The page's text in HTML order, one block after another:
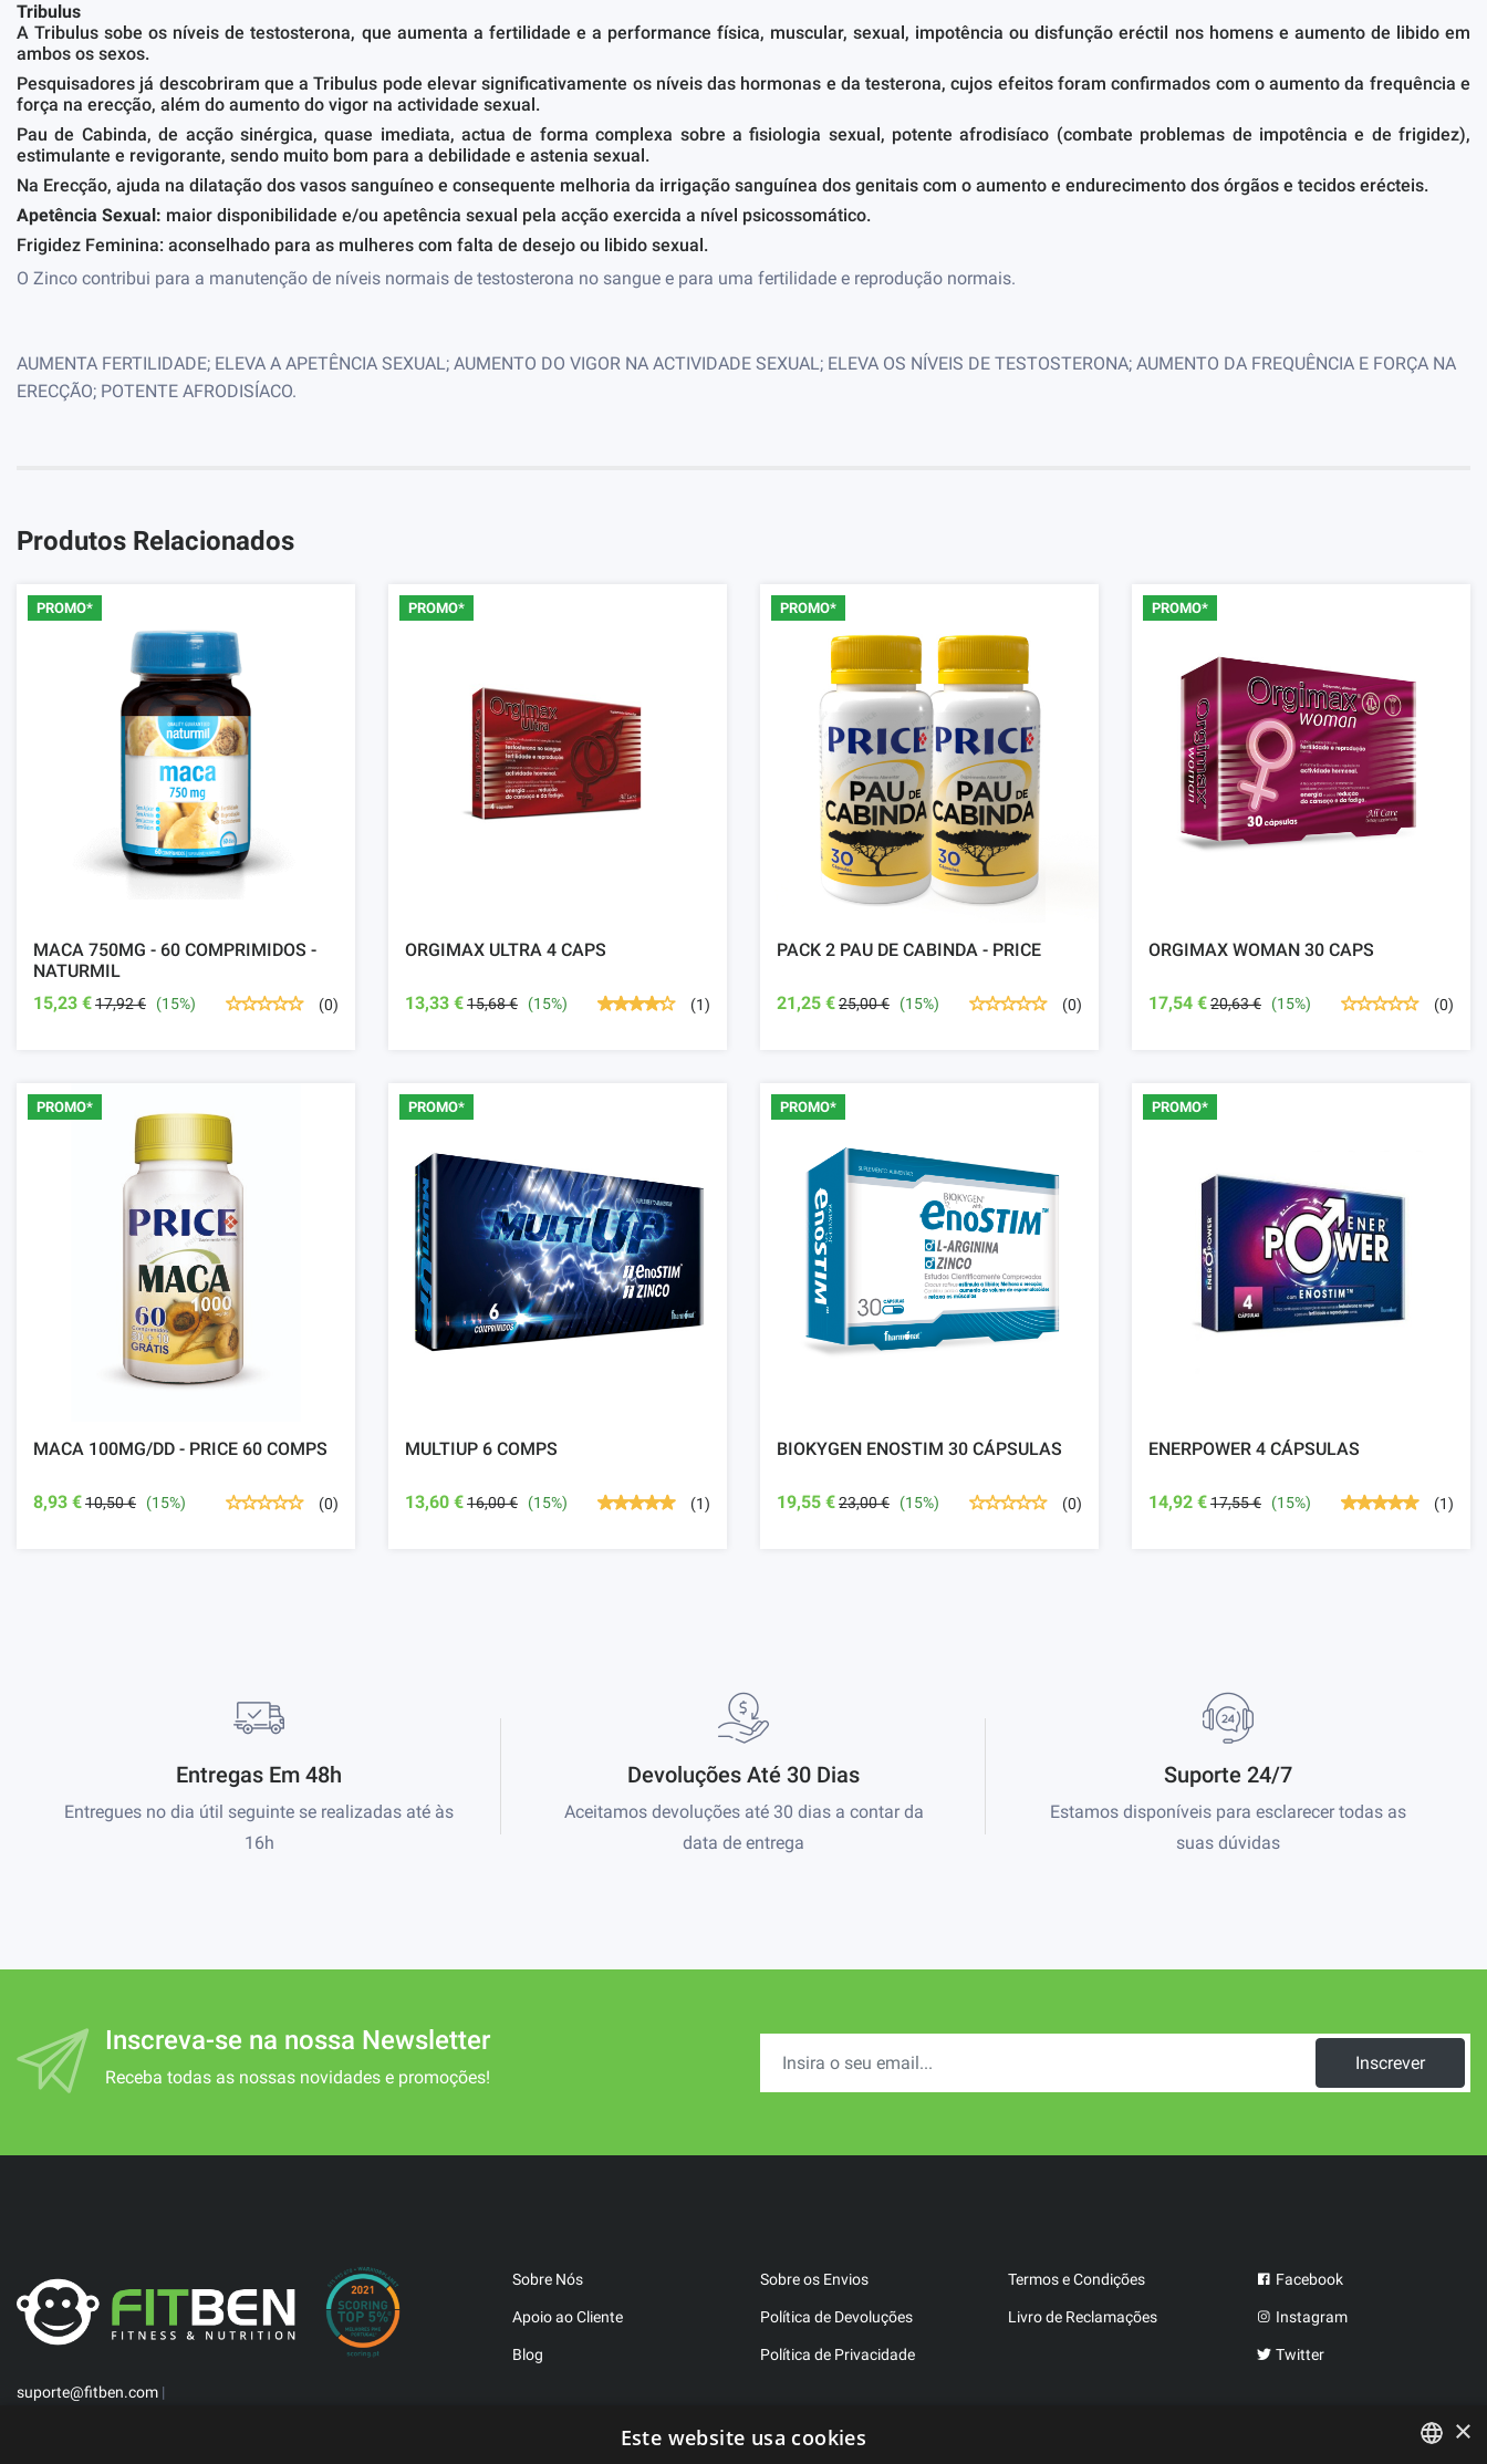
Tribulus
A Tribulus sobe os níveis de testosterona, que aumenta a fertilidade e a performance física, muscular, sexual, impotência ou disfunção eréctil nos homens e aumento de libido em
ambos os sexos.
Pesquisadores já descobriram que a Tribulus pode elevar significativamente os níveis das hormonas e da testerona, cujos efeitos foram confirmados com o aumento da frequência e
força na erecção, além do aumento do vigor na actividade sexual.
Pau de Cabinda, de acção sinérgica, quase imediata, actua de forma complexa sobre a fisiologia sexual, potente afrodisíaco (combate problemas de impotência e de frigidez),
estimulante e revigorante, sendo muito bom para a debilidade e astenia sexual.
Na Erecção, ajuda na dilatação dos vasos sanguíneo e consequente melhoria da irrigação sanguínea dos genitais com o aumento e endurecimento dos órgãos e tecidos erécteis.
Apetência Sexual: maior disponibilidade e/ou apetência sexual pela acção exercida a nível psicossomático.
Frigidez Feminina: aconselhado para as mulheres com falta de desejo ou libido sexual.
O Zinco contribui para a manutenção de níveis normais de testosterona no sangue e para uma fertilidade e reprodução normais.
AUMENTA FERTILIDADE; ELEVA A APETÊNCIA SEXUAL; AUMENTO DO VIGOR NA ACTIVIDADE SEXUAL; ELEVA OS NÍVEIS DE TESTOSTERONA; AUMENTO DA FREQUÊNCIA E FORÇA NA
ERECÇÃO; POTENTE AFRODISÍACO.
Produtos Relacionados
PROMO*
MACA 750MG - 60 COMPRIMIDOS -
NATURMIL
15,23 €17,92 € (15%) (0)
PROMO*
ORGIMAX ULTRA 4 CAPS
13,33 €15,68 € (15%) (1)
PROMO*
PACK 2 PAU DE CABINDA - PRICE
21,25 €25,00 € (15%) (0)
PROMO*
ORGIMAX WOMAN 30 CAPS
17,54 €20,63 € (15%) (0)
PROMO*
MACA 100MG/DD - PRICE 60 COMPS
8,93 €10,50 € (15%) (0)
PROMO*
MULTIUP 6 COMPS
13,60 €16,00 € (15%) (1)
PROMO*
BIOKYGEN ENOSTIM 30 CÁPSULAS
19,55 €23,00 € (15%) (0)
PROMO*
ENERPOWER 4 CÁPSULAS
14,92 €17,55 € (15%) (1)
Entregas Em 48h
Entregues no dia útil seguinte se realizadas até às
16h
Devoluções Até 30 Dias
Aceitamos devoluções até 30 dias a contar da
data de entrega
Suporte 24/7
Estamos disponíveis para esclarecer todas as
suas dúvidas
Inscreva-se na nossa Newsletter
Receba todas as nossas novidades e promoções!
Inscrever
suporte@fitben.com |
Sobre Nós
Apoio ao Cliente
Blog
Sobre os Envios
Política de Devoluções
Política de Privacidade
Termos e Condições
Livro de Reclamações
Facebook
Instagram
Twitter
×
Este website usa cookies